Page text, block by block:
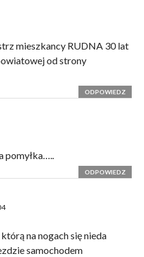
mieszkancy RUDNA 30 lat
od strony
ODPOWIEDZ
pomyłka…..
ODPOWIEDZ
na nogach się nieda
samochodem